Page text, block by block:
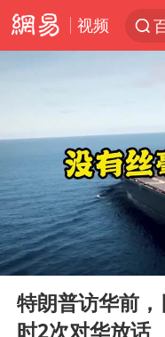
视频
Play
00:00
特朗普访华前
时2次对华放话